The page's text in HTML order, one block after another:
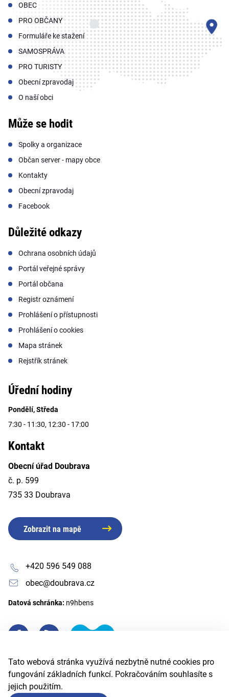
Tato webová stránka využívá nezbytně nutné cookies pro
fungování základních funkcí. Pokračováním souhlasíte s
jejich použitím.
OBEC
PRO OBČANY
Formuláře ke stažení
SAMOSPRÁVA
PRO TURISTY
Obecní zpravodaj
O naší obci
Může se hodit
Spolky a organizace
Občan server - mapy obce
Kontakty
Obecní zpravodaj
Facebook
Důležité odkazy
Ochrana osobních údajů
Portál veřejné správy
Portál občana
Registr oznámení
Prohlášení o přístupnosti
Prohlášení o cookies
Mapa stránek
Rejstřík stránek
Úřední hodiny
Pondělí, Středa
7:30 - 11:30, 12:30 - 17:00
Kontakt
Obecní úřad Doubrava
č. p. 599
735 33 Doubrava
Zobrazit na mapě
+420 596 549 088
obec@doubrava.cz
Datová schránka: n9hbens